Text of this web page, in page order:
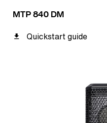
MTP 840 DM
Quickstart guide